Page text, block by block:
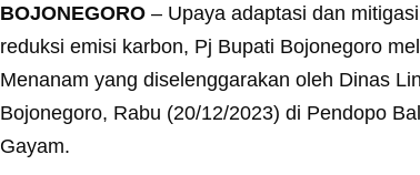
BOJONEGORO– Upaya adaptasi dan
reduksi emisi karbon, Pj Bupati Bojonegoro
Menanam yang diselenggarakan oleh Dinas
Bojonegoro, Rabu (20/12/2023) di Pendopo
Gayam.